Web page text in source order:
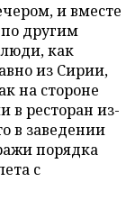
и вместе
другим
как
из Сирии,
на стороне
в ресторан из-
в заведении
порядка
с